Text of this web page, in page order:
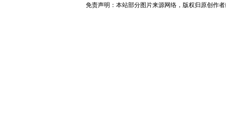
免责声明：本站部分图片来源网络，版权归原创作